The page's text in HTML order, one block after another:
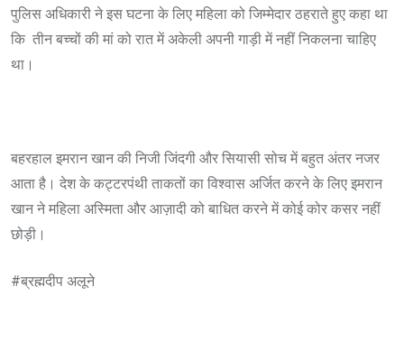
पुलिस अधिकारी ने इस घटना के लिए महिला को जिम्मेदार ठहराते हुए कहा था
कि तीन बच्चों की मां को रात में अकेली अपनी गाड़ी में नहीं निकलना चाहिए
था।
बहरहाल इमरान खान की निजी जिंदगी और सियासी सोच में बहुत अंतर नजर
आता है। देश के कट्टरपंथी ताकतों का विश्वास अर्जित करने के लिए इमरान
खान ने महिला अस्मिता और आज़ादी को बाधित करने में कोई कोर कसर नहीं
छोड़ी।
#ब्रह्मदीप अलूने